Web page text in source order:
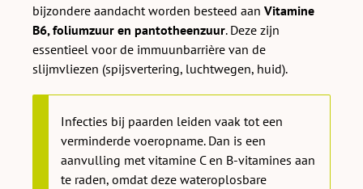
bijzondere aandacht worden besteed aan Vitamine
B6, foliumzuur en pantotheenzuur. Deze zijn
essentieel voor de immuunbarrière van de
slijmvliezen (spijsvertering, luchtwegen, huid).
Infecties bij paarden leiden vaak tot een
verminderde voeropname. Dan is een
aanvulling met vitamine C en B-vitamines aan
te raden, omdat deze wateroplosbare